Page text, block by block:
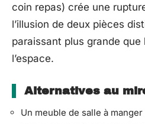
coin repas) crée une
l’illusion de deux pièces
paraissant plus grande que
l’espace.
Alternatives au
Un meuble de salle à